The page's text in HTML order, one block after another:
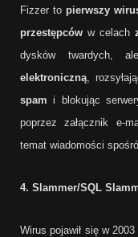
Fizzer to pierwszy
przestępców w celach
dysków twardych,
elektroniczną,
spam i blokując
poprzez załącznik e-
temat wiadomości
4. Slammer/SQL
Wirus pojawił się w